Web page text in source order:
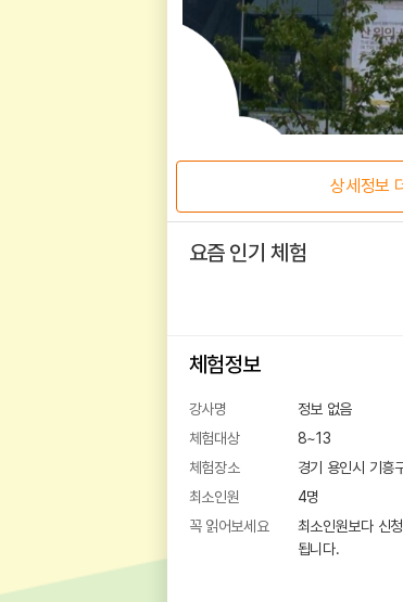
상세정보
요즘 인기 체험
체험정보
강사명
정보 없음
체험대상
8~13
체험장소
경기 용인시 기흥
최소인원
4명
꼭 읽어보세요
최소인원보다 신
됩니다.